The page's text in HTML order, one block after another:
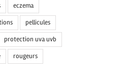
eczema
pellicules
protection uva uvb
rougeurs